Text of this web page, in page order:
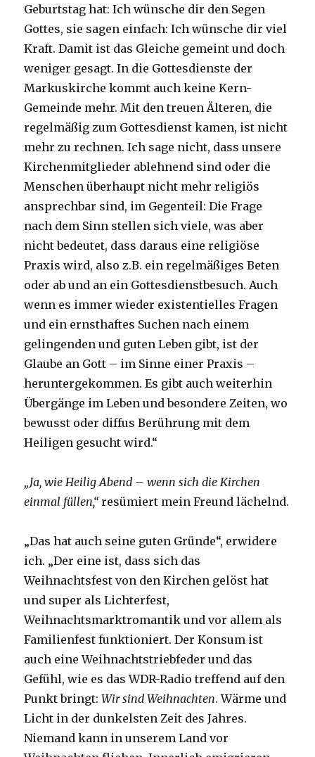
Geburtstag hat: Ich wünsche dir den Segen
Gottes, sie sagen einfach: Ich wünsche dir viel
Kraft. Damit ist das Gleiche gemeint und doch
weniger gesagt. In die Gottesdienste der
Markuskirche kommt auch keine Kern-
Gemeinde mehr. Mit den treuen Älteren, die
regelmäßig zum Gottesdienst kamen, ist nicht
mehr zu rechnen. Ich sage nicht, dass unsere
Kirchenmitglieder ablehnend sind oder die
Menschen überhaupt nicht mehr religiös
ansprechbar sind, im Gegenteil: Die Frage
nach dem Sinn stellen sich viele, was aber
nicht bedeutet, dass daraus eine religiöse
Praxis wird, also z.B. ein regelmäßiges Beten
oder ab und an ein Gottesdienstbesuch. Auch
wenn es immer wieder existentielles Fragen
und ein ernsthaftes Suchen nach einem
gelingenden und guten Leben gibt, ist der
Glaube an Gott – im Sinne einer Praxis –
heruntergekommen. Es gibt auch weiterhin
Übergänge im Leben und besondere Zeiten, wo
bewusst oder diffus Berührung mit dem
Heiligen gesucht wird.“
„Ja, wie Heilig Abend – wenn sich die Kirchen
einmal füllen,“resümiert mein Freund lächelnd.
„Das hat auch seine guten Gründe“, erwidere
ich. „Der eine ist, dass sich das
Weihnachtsfest von den Kirchen gelöst hat
und super als Lichterfest,
Weihnachtsmarktromantik und vor allem als
Familienfest funktioniert. Der Konsum ist
auch eine Weihnachtstriebfeder und das
Gefühl, wie es das WDR-Radio treffend auf den
Punkt bringt:Wir sind Weihnachten. Wärme und
Licht in der dunkelsten Zeit des Jahres.
Niemand kann in unserem Land vor